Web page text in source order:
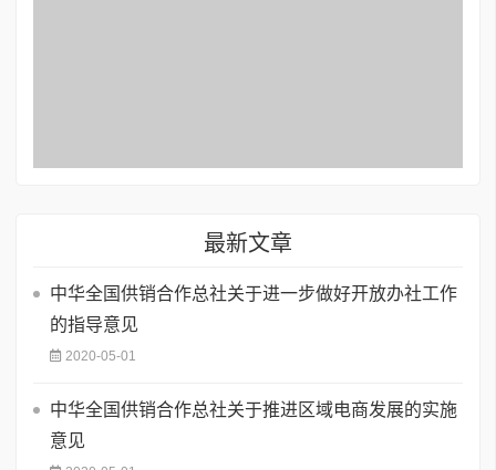
最新文章
中华全国供销合作总社关于进一步做好开放办社工作
的指导意见
2020-05-01
中华全国供销合作总社关于推进区域电商发展的实施
意见